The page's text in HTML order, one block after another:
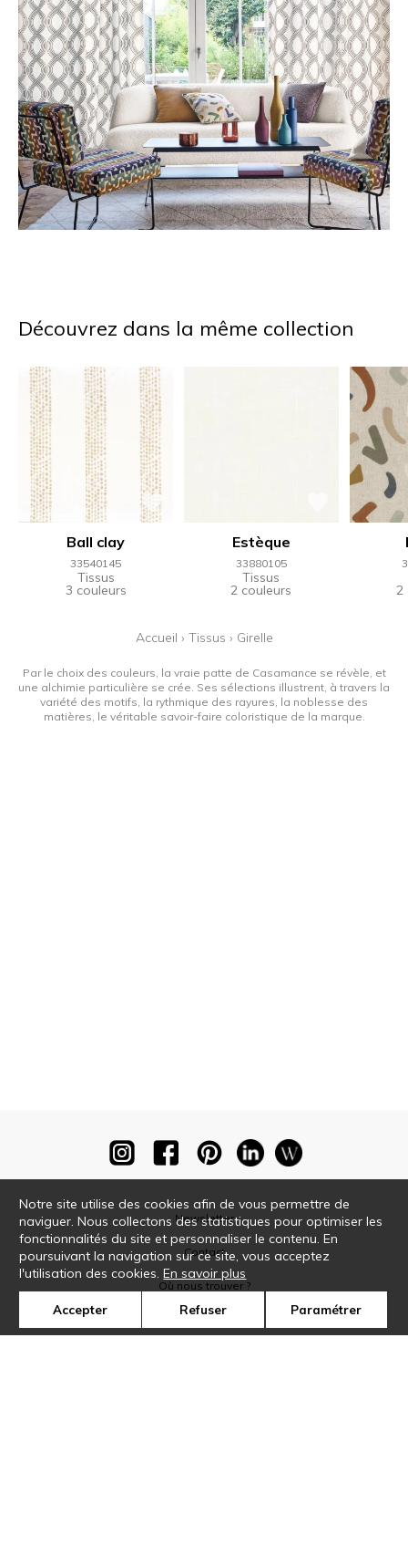
Découvrez dans la même collection
Ball clay
33540145
Tissus
3 couleurs
Estèque
33880105
Tissus
2 couleurs 2
Accueil › Tissus › Girelle
Par le choix des couleurs, la vraie patte de Casamance se révèle, et
une alchimie particulière se crée. Ses sélections illustrent, à travers la
variété des motifs, la rythmique des rayures, la noblesse des
matières, le véritable savoir-faire coloristique de la marque.
Newsletter
Contact
Où nous trouver ?
Notre site utilise des cookies afin de vous permettre de
naviguer. Nous collectons des statistiques pour optimiser les
fonctionnalités du site et personnaliser le contenu. En
poursuivant la navigation sur ce site, vous acceptez
l'utilisation des cookies.En savoir plus
Accepter Refuser Paramétrer